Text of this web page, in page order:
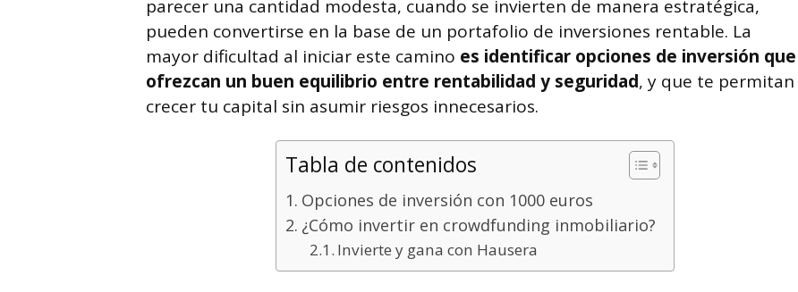
parecer una cantidad modesta, cuando se invierten de manera estratégica,
pueden convertirse en la base de un portafolio de inversiones rentable. La
mayor dificultad al iniciar este camino es identificar opciones de inversión que
ofrezcan un buen equilibrio entre rentabilidad y seguridad, y que te permitan
crecer tu capital sin asumir riesgos innecesarios.
Tabla de contenidos
Opciones de inversión con 1000 euros
¿Cómo invertir en crowdfunding inmobiliario?
Invierte y gana con Hausera